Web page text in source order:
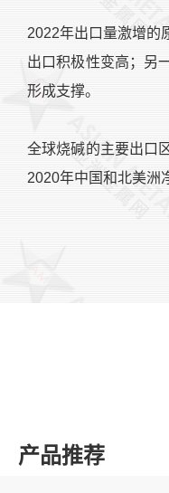
2022年出口量激增的
出口积极性变高；另
形成支撑。
全球烧碱的主要出口
2020年中国和北美洲
产品推荐